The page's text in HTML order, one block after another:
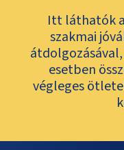
Itt láthatók
szakmai
esetben
végleges